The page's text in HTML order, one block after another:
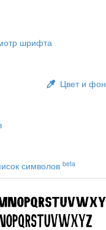
шрифта
Цвет и фон
символов beta